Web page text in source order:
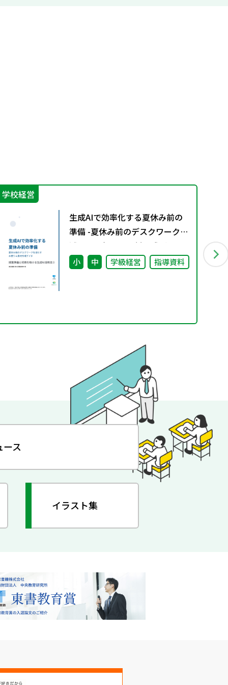
学校経営
生成AIで効率化する夏休み前の
準備 -夏休み前のデスクワークを
減らすお便り＆素材作成ガイド-
授業準備と校務を助ける生成AI
小 中 学級経営 指導資料
ース
イラスト集